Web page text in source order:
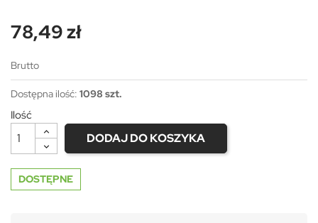
78,49 zł
Brutto
Dostępna ilość: 1098 szt.
Ilość
DODAJ DO KOSZYKA
DOSTĘPNE